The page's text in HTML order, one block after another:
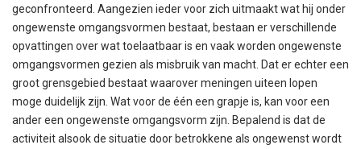
geconfronteerd. Aangezien ieder voor zich uitmaakt wat hij onder
ongewenste omgangsvormen bestaat, bestaan er verschillende
opvattingen over wat toelaatbaar is en vaak worden ongewenste
omgangsvormen gezien als misbruik van macht. Dat er echter een
groot grensgebied bestaat waarover meningen uiteen lopen
moge duidelijk zijn. Wat voor de één een grapje is, kan voor een
ander een ongewenste omgangsvorm zijn. Bepalend is dat de
activiteit alsook de situatie door betrokkene als ongewenst wordt